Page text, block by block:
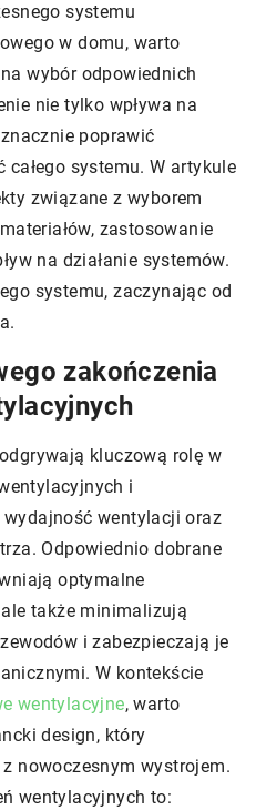
systemu
w domu, warto
wybór odpowiednich
nie tylko wpływa na
poprawić
systemu. W artykule
związane z wyborem
zastosowanie
na działanie systemów.
systemu, zaczynając od
zakończenia
kluczową rolę w
i
wentylacji oraz
Odpowiednio dobrane
optymalne
także minimalizują
i zabezpieczają je
W kontekście
wentylacyjne, warto
design, który
nowoczesnym wystrojem.
wentylacyjnych to: